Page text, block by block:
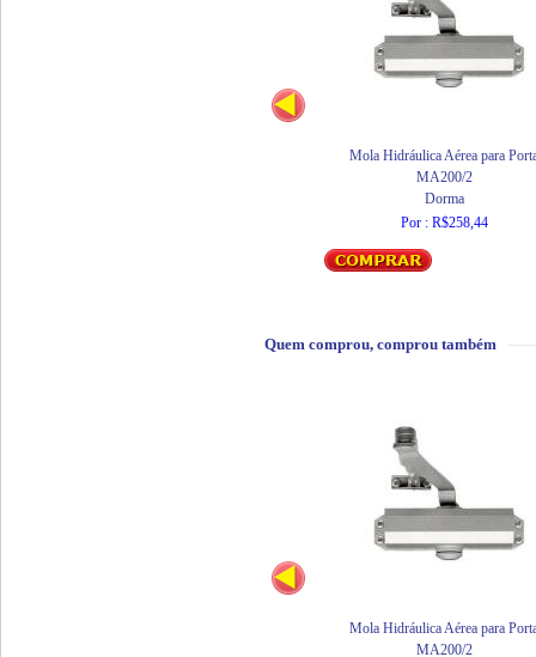
Mola Hidráulica Aérea para
MA200/2
Dorma
Por : R$258,44
Quem comprou, comprou também
Mola Hidráulica Aérea para
MA200/2